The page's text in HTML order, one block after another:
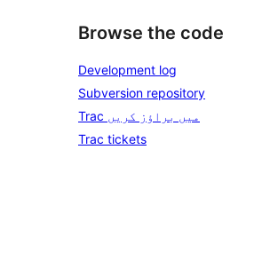
Browse the code
Development log
Subversion repository
Trac میں براؤز کریں
Trac tickets